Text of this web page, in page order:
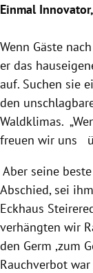
Einmal
Wenn Gäste
er das
auf. Suchen sie
den
Waldklimas.
freuen wir uns
Aber seine
Abschied, sei
Eckhaus
verhängten wir
den Germ ,zum
Rauchverbot